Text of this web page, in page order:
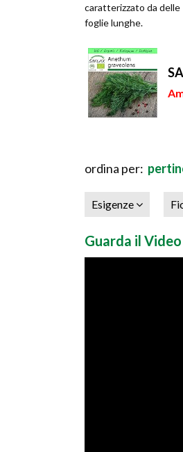
caratterizzato da delle
foglie lunghe.
ordina per:
Esigenze
Guarda il Video